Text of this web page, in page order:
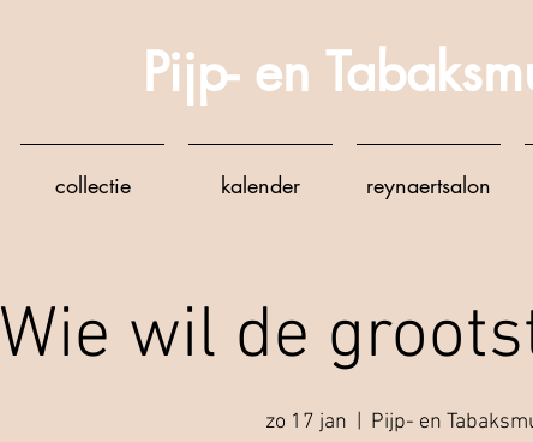
Pijp- en
collectie kalender reynaertsalon
Wie wil de
zo 17 jan Pijp- en